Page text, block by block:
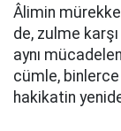
Âlimin
de, zulme
aynı
cümle,
hakikatin